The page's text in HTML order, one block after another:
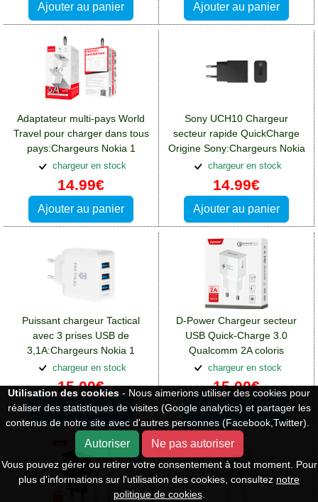
Ajouter au panier Ajouter au panier
Adaptateur multi-pays World
Travel pour charger dans tous
pays:Chargeurs Nokia 1
chargeur en stock
14.99€
Ajouter au panier
Sony UCH10 Chargeur
secteur rapide QuickCharge
Origine Sony:Chargeurs Nokia
1
chargeur en stock
14.99€
Ajouter au panier
Puissant chargeur Tactical
avec 3 prises USB de
3,1A:Chargeurs Nokia 1
chargeur en stock
15.00€
Ajouter au panier
D-Power Chargeur secteur
USB Quick-Charge 3.0
Qualcomm 2A coloris
blanc:Chargeurs Nokia 1
chargeur en stock
15.00€
Ajouter au panier
Utilisation des cookies - Nous aimerions utiliser des cookies pour
réaliser des statistiques de visites (Google analytics) et partager les
contenus de notre site avec d'autres personnes (Facebook,Twitter).
Autoriser Ne pas autoriser
Vous pouvez gérer ou retirer votre consentement à tout moment. Pour
plus d'informations sur l'utilisation des cookies, consultez notre
politique de cookies.